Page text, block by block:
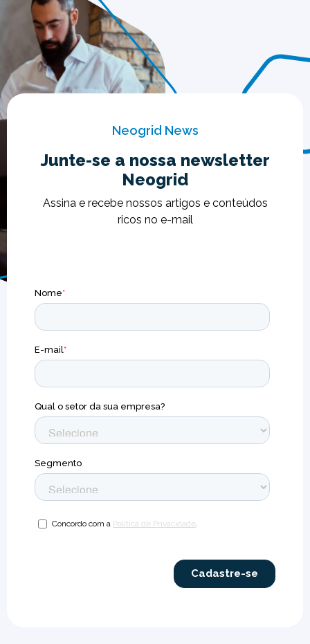
Neogrid News
Junte-se a nossa newsletter
Neogrid
Assina e recebe nossos artigos e conteúdos
ricos no e-mail